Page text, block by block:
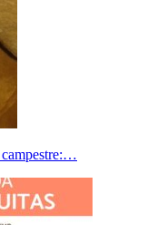
campestre:…